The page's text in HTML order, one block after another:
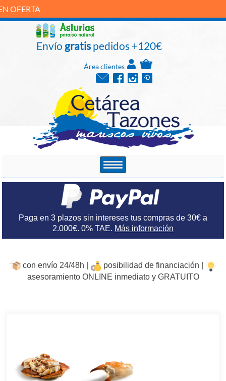
Envío gratispedidos +120€
Área clientes
Paga en 3 plazos sin intereses tus compras de 30€ a
2.000€. 0% TAE. Más información
con envío 24/48h |
posibilidad de financiación |
asesoramiento ONLINE inmediato y GRATUITO